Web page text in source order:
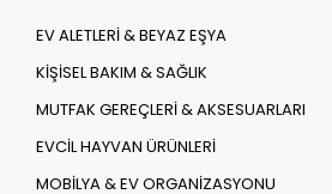
EV ALETLERİ & BEYAZ EŞYA
KİŞİSEL BAKIM & SAĞLIK
MUTFAK GEREÇLERİ & AKSESUARLARI
EVCİL HAYVAN ÜRÜNLERİ
MOBİLYA & EV ORGANİZASYONU